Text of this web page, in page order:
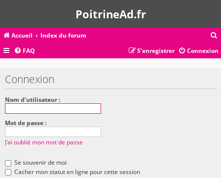
PoitrineAd.fr
Accueil Index du forum
c
FAQ Connexion
S’enregistrer
Connexion
Nom d’utilisateur :
Mot de passe :
J’ai oublié mon mot de passe
Se souvenir de moi
Cacher mon statut en ligne pour cette session